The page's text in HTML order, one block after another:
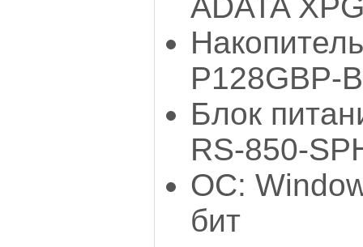
P128GBP-
Блок
RS-850-
ОС:
бит